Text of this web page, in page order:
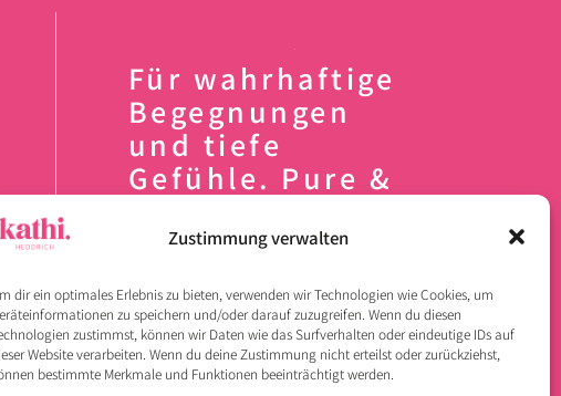
Zustimmung verwalten
dir ein optimales Erlebnis zu bieten, verwenden wir Technologien wie Cookies, um
zu speichern und/oder darauf zuzugreifen. Wenn du diesen
zustimmst, können wir Daten wie das Surfverhalten oder eindeutige IDs auf
Website verarbeiten. Wenn du deine Zustimmung nicht erteilst oder zurückziehst,
bestimmte Merkmale und Funktionen beeinträchtigt werden.
Für wahrhaftige
Begegnungen
und tiefe
Gefühle. Pure &